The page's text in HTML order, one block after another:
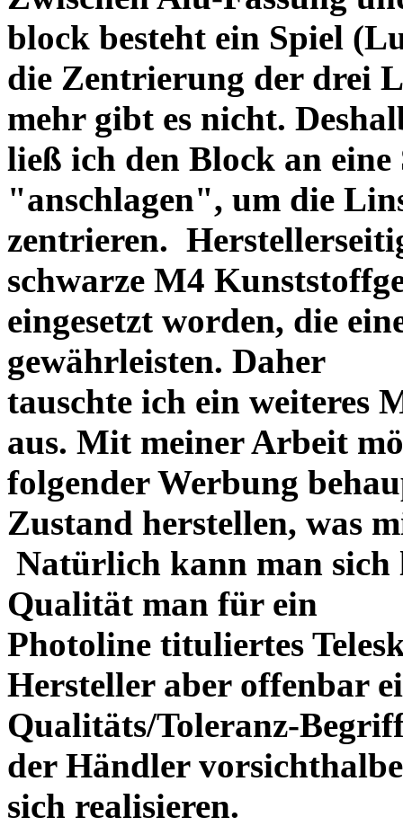
block besteht ein Spiel
die Zentrierung der drei
mehr gibt es nicht.
ließ ich den Block an eine
"anschlagen", um die
zentrieren.
schwarze M4
eingesetzt worden, die
gewährleisten. Daher
tauschte ich ein weiteres
aus. Mit meiner Arbeit
folgender Werbung
Zustand herstellen, was
Natürlich kann man sich
Qualität man für ein
Photoline tituliertes
Hersteller aber offenbar
Qualitäts/Toleranz-
der Händler
sich realisieren.